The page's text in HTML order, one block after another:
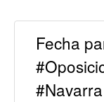
Fecha
#Navarra